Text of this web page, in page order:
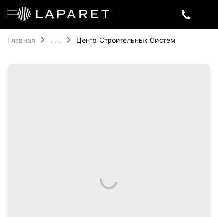
Главная . . . Центр Строительных Систем